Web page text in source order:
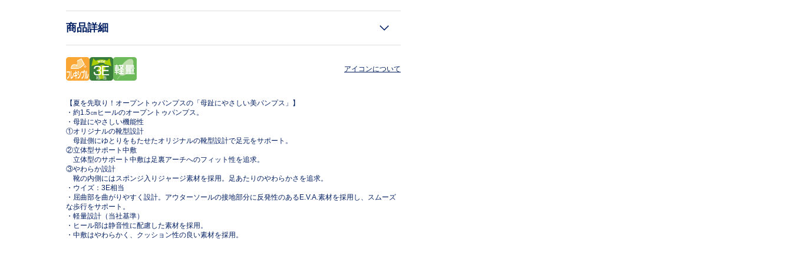
商品詳細
アイコンについて
【夏を先取り！オープントゥパンプスの「母趾にやさしい美パンプス」】
・約1.5㎝ヒールのオープントゥパンプス。
・母趾にやさしい機能性
①オリジナルの靴型設計
母趾側にゆとりをもたせたオリジナルの靴型設計で足元をサポート。
②立体型サポート中敷
立体型のサポート中敷は足裏アーチへのフィット性を追求。
③やわらか設計
靴の内側にはスポンジ入りジャージ素材を採用。足あたりのやわらかさを追求。
・ウイズ：3E相当
・屈曲部を曲がりやすく設計。アウターソールの接地部分に反発性のあるE.V.A.素材を採用し、スムーズ
な歩行をサポート。
・軽量設計（当社基準）
・ヒール部は静音性に配慮した素材を採用。
・中敷はやわらかく、クッション性の良い素材を採用。